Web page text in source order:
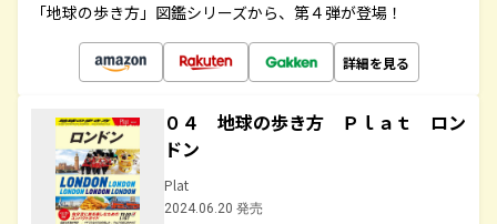
「地球の歩き方」図鑑シリーズから、第４弾が登場！
詳細を見る
０４ 地球の歩き方 Ｐｌａｔ ロン
ドン
Plat
2024.06.20 発売